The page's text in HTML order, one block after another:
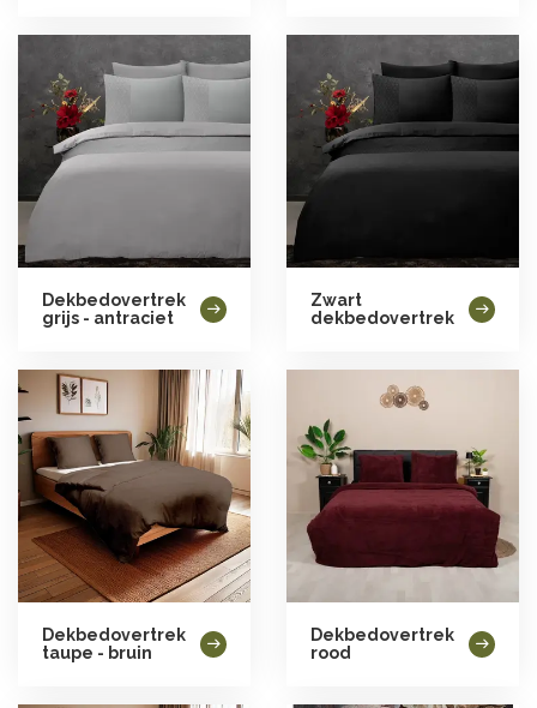
Dekbedovertrek
grijs - antraciet
Zwart
dekbedovertrek
Dekbedovertrek
taupe - bruin
Dekbedovertrek
rood